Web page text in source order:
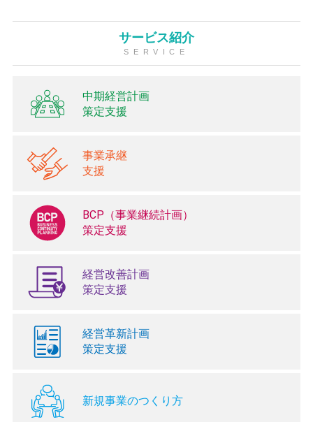
サービス紹介
SERVICE
中期経営計画
策定支援
事業承継
支援
BCP（事業継続計画）
策定支援
経営改善計画
策定支援
経営革新計画
策定支援
新規事業のつくり方